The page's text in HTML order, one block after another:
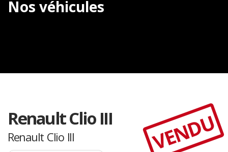
Nos véhicules
Renault Clio III
Renault Clio III VENDU